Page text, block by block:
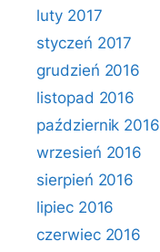
luty 2017
styczeń 2017
grudzień 2016
listopad 2016
październik 2016
wrzesień 2016
sierpień 2016
lipiec 2016
czerwiec 2016